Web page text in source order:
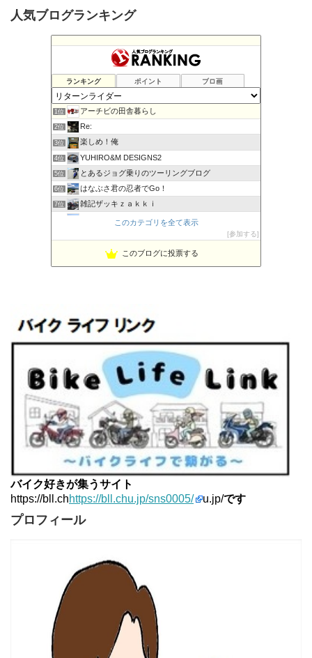
人気ブログランキング
ランキング ポイント ブロ画
1位 アーチビの田舎暮らし
2位 Re:
3位 楽しめ！俺
4位 YUHIRO&M DESIGNS2
5位 とあるジョグ乗りのツーリングブログ
6位 はなぶさ君の忍者でGo！
7位 雑記ザッキｚａｋｋｉ
PBOYS-BLUE
ビーテック・ジャーニー
11位 MT-07と私。走る
15位 ホンダの小型バイクブログ
このカテゴリを全て表示
参加する
このブログに投票する
バイク好きが集うサイト
https://bll.chhttps://bll.chu.jp/sns0005/ u.jp/です
プロフィール